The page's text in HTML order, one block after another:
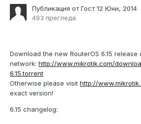
Публикация от Гост12 Юни, 2014
493 прегледа
Download the new RouterOS 6.15
network: http://www.mikrotik.com/
6.15.torrent
Otherwise please visit http://
exact version!
6.15 changelog: